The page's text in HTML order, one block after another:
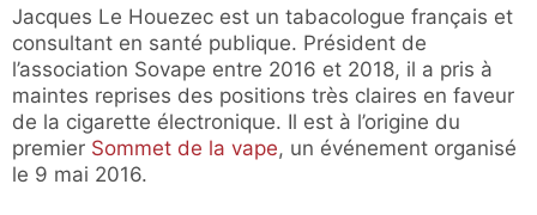
Jacques Le Houezec est un tabacologue français et
consultant en santé publique. Président de
l’association Sovape entre 2016 et 2018, il a pris à
maintes reprises des positions très claires en faveur
de la cigarette électronique. Il est à l’origine du
premier Sommet de la vape, un événement organisé
le 9 mai 2016.